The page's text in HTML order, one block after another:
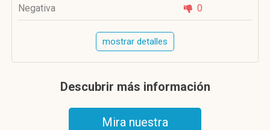
Negativa 0
mostrar detalles
Descubrir más información
Mira nuestra